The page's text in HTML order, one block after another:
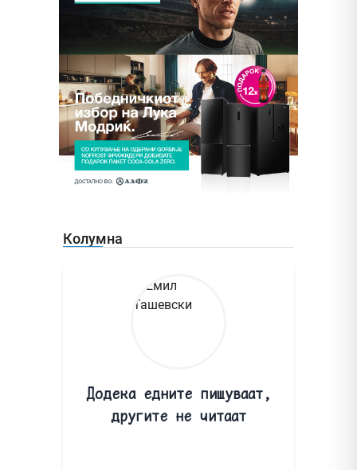
Колумна
Додека едните пишуваат,
другите не читаат